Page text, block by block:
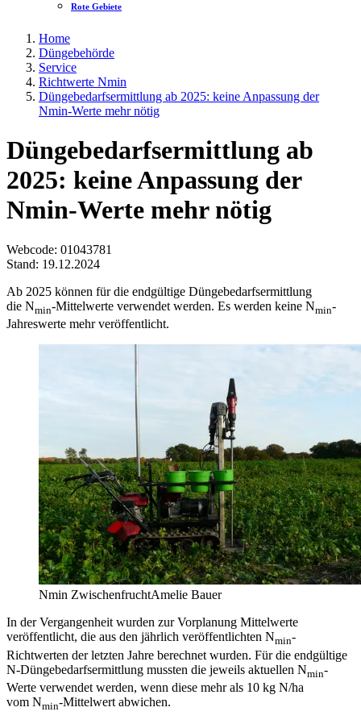
Rote Gebiete
Home
Düngebehörde
Service
Richtwerte Nmin
Düngebedarfsermittlung ab 2025: keine Anpassung der
Nmin-Werte mehr nötig
Düngebedarfsermittlung ab
2025: keine Anpassung der
Nmin-Werte mehr nötig
Webcode: 01043781
Stand: 19.12.2024
Ab 2025 können für die endgültige Düngebedarfsermittlung
die Nmin-Mittelwerte verwendet werden. Es werden keine Nmin-
Jahreswerte mehr veröffentlicht.
Nmin ZwischenfruchtAmelie Bauer
In der Vergangenheit wurden zur Vorplanung Mittelwerte
veröffentlicht, die aus den jährlich veröffentlichten Nmin-
Richtwerten der letzten Jahre berechnet wurden. Für die endgültige
N-Düngebedarfsermittlung mussten die jeweils aktuellen Nmin-
Werte verwendet werden, wenn diese mehr als 10 kg N/ha
vom Nmin-Mittelwert abwichen.